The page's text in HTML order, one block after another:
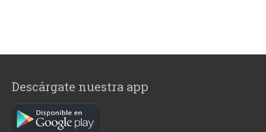
Descárgate nuestra app